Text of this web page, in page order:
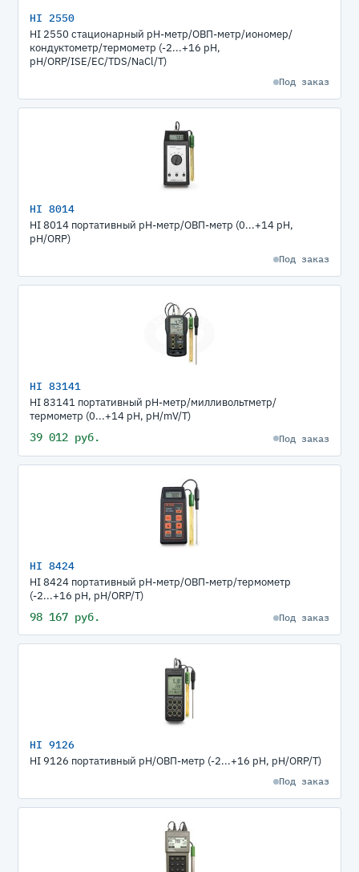
HI 2550
HI 2550 стационарный рН-метр/ОВП-метр/иономер/
кондуктометр/термометр (-2...+16 pH,
pH/ORP/ISE/EC/TDS/NaCl/T)
Под заказ
HI 8014
HI 8014 портативный рН-метр/ОВП-метр (0...+14 pH,
pH/ORP)
Под заказ
HI 83141
HI 83141 портативный рН-метр/милливольтметр/
термометр (0...+14 pH, pH/mV/T)
39 012 руб. Под заказ
HI 8424
HI 8424 портативный рН-метр/ОВП-метр/термометр
(-2...+16 pH, pH/ORP/T)
98 167 руб. Под заказ
HI 9126
HI 9126 портативный pH/ОВП-метр (-2...+16 pH, pH/ORP/T)
Под заказ